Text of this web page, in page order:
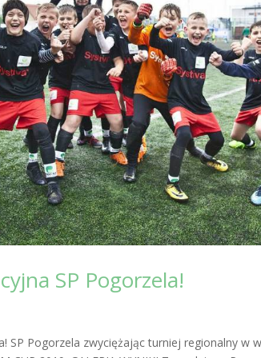
SP Pogorzela!
SP Pogorzela zwyciężając turniej regionalny w